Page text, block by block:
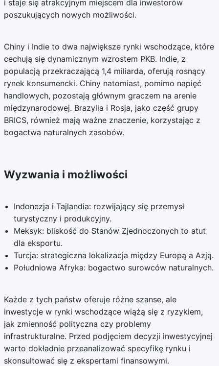
i staje się atrakcyjnym miejscem dla inwestorów
poszukujących nowych możliwości.
Chiny i Indie to dwa największe rynki wschodzące, które
cechują się dynamicznym wzrostem PKB. Indie, z
populacją przekraczającą 1,4 miliarda, oferują rosnący
rynek konsumencki. Chiny natomiast, pomimo napięć
handlowych, pozostają głównym graczem na arenie
międzynarodowej. Brazylia i Rosja, jako część grupy
BRICS, również mają ważne znaczenie, korzystając z
bogactwa naturalnych zasobów.
Wyzwania i możliwości
Indonezja i Tajlandia: rozwijający się przemysł
turystyczny i produkcyjny.
Meksyk: bliskość do Stanów Zjednoczonych to atut
dla eksportu.
Turcja: strategiczna lokalizacja między Europą a Azją.
Południowa Afryka: bogactwo surowców naturalnych.
Każde z tych państw oferuje różne szanse, ale
inwestycje w rynki wschodzące wiążą się z ryzykiem,
jak zmienność polityczna czy problemy
infrastrukturalne. Przed podjęciem decyzji inwestycyjnej
warto dokładnie przeanalizować specyfikę rynku i
skonsultować się z ekspertami finansowymi.